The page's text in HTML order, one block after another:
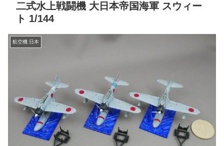
二式水上戦闘機 大日本帝国海軍 スウィー
ト 1/144
航空機 日本